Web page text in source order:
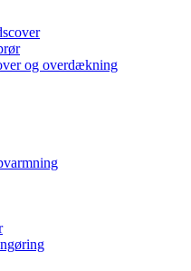
og overdækning